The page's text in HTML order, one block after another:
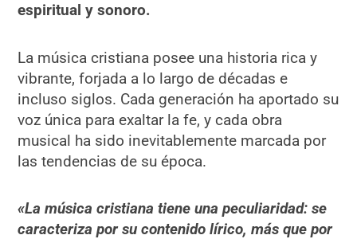
espiritual y sonoro.
La música cristiana posee una historia rica y
vibrante, forjada a lo largo de décadas e
incluso siglos. Cada generación ha aportado su
voz única para exaltar la fe, y cada obra
musical ha sido inevitablemente marcada por
las tendencias de su época.
«La música cristiana tiene una peculiaridad: se
caracteriza por su contenido lírico, más que por